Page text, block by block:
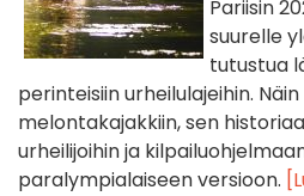
Pariisin
suurelle
tutustua
perinteisiin urheilulajeihin.
melontakajakkiin, sen
urheilijoihin ja
paralympialaiseen versioon.